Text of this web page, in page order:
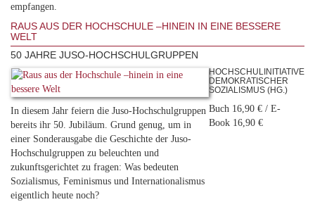
empfangen.
RAUS AUS DER HOCHSCHULE –HINEIN IN EINE BESSERE
WELT
50 JAHRE JUSO-HOCHSCHULGRUPPEN
In diesem Jahr feiern die Juso-Hochschulgruppen
bereits ihr 50. Jubiläum. Grund genug, um in
einer Sonderausgabe die Geschichte der Juso-
Hochschulgruppen zu beleuchten und
zukunftsgerichtet zu fragen: Was bedeuten
Sozialismus, Feminismus und Internationalismus
eigentlich heute noch?
HOCHSCHULINITIATIVE
DEMOKRATISCHER
SOZIALISMUS (HG.)
Buch 16,90 € / E-
Book 16,90 €